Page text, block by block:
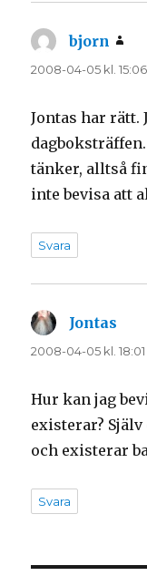
bjorn
2008-04-05 kl. 15:06
Jontas har rätt.
tänker, alltså
inte bevisa att
Svara
Jontas
2008-04-05 kl. 18:01
Hur kan jag
existerar?
och existerar
Svara